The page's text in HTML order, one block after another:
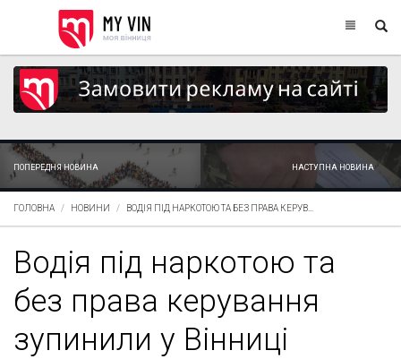
ПОПЕРЕДНЯ НОВИНА НАСТУПНА НОВИНА
ГОЛОВНА НОВИНИ ВОДІЯ ПІД НАРКОТОЮ ТА БЕЗ ПРАВА КЕРУВ...
Водія під наркотою та
без права керування
зупинили у Вінниці